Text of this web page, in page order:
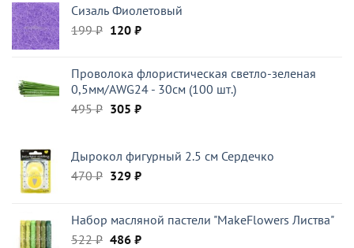
190 ₽.
Сизаль Фиолетовый
199₽ Первоначальная
199 ₽.
120 ₽Текущая
Проволока флористическая светло-зеленая
0,5мм/AWG24 - 30см (100 шт.)
495₽ Первоначальная
495 ₽.
305 ₽Текущая
Дырокол фигурный 2.5 см Сердечко
470₽ Первоначальная
470 ₽.
329 ₽Текущая
Набор масляной пастели "MakeFlowers Листва"
522₽ Первоначальная
486 ₽Текущая